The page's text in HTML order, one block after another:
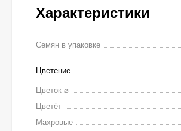
Характеристики
Семян в упаковке
Цветение
Цветок ⌀
Цветёт
Махровые